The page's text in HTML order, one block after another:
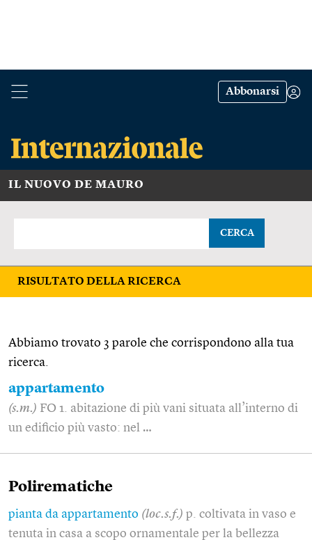
Abbonarsi
IL NUOVO DE MAURO
CERCA
RISULTATO DELLA RICERCA
Abbiamo trovato 3 parole che corrispondono alla tua
ricerca.
appartamento
(s.m.) FO 1. abitazione di più vani situata all’interno di
un edificio più vasto: nel …
Polirematiche
pianta da appartamento (loc.s.f.) p. coltivata in vaso e
tenuta in casa a scopo ornamentale per la bellezza